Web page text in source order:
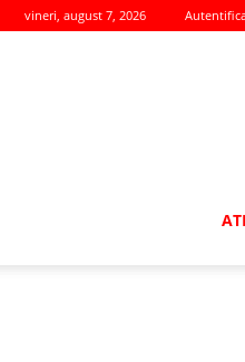
vineri, august 7, 2026